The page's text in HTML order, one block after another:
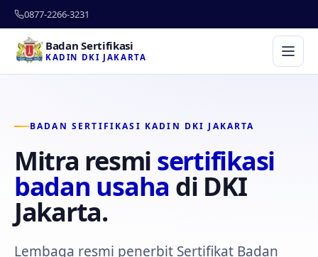
0877-2266-3231
Badan Sertifikasi
KADIN DKI JAKARTA
BADAN SERTIFIKASI KADIN DKI JAKARTA
Mitra resmi sertifikasi
badan usaha di DKI
Jakarta.
Lembaga resmi penerbit Sertifikat Badan